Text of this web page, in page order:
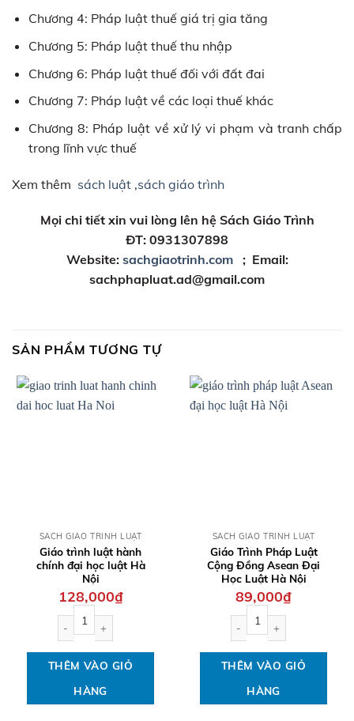
Chương 4: Pháp luật thuế giá trị gia tăng
Chương 5: Pháp luật thuế thu nhập
Chương 6: Pháp luật thuế đối với đất đai
Chương 7: Pháp luật về các loại thuế khác
Chương 8: Pháp luật về xử lý vi phạm và tranh chấp
trong lĩnh vực thuế
Xem thêm sách luật ,sách giáo trình
Mọi chi tiết xin vui lòng lên hệ Sách Giáo Trình
ĐT: 0931307898
Website: sachgiaotrinh.com ; Email:
sachphapluat.ad@gmail.com
SẢN PHẨM TƯƠNG TỰ
QUICK VIEW
SÁCH GIÁO TRÌNH LUẬT
Giáo trình luật hành
chính đại học luật Hà
Nội
128,000₫
THÊM VÀO GIỎ
HÀNG
QUICK VIEW
SÁCH GIÁO TRÌNH LUẬT
Giáo Trình Pháp Luật
Cộng Đồng Asean Đại
Học Luật Hà Nội
89,000₫
THÊM VÀO GIỎ
HÀNG